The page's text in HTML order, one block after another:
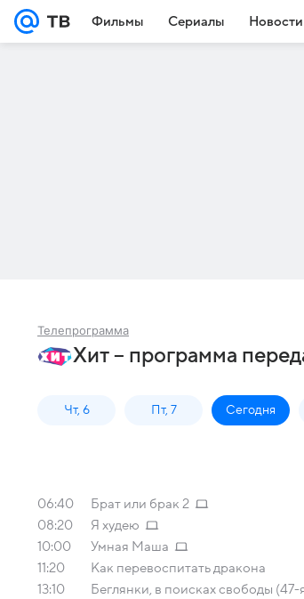
Фильмы Сериалы
Телепрограмма
Хит – программа
Чт, 6 Пт, 7 Сегодня
06:40
Брат или брак 2
08:20
Я худею
10:00
Умная Маша
11:20
Как перевоспитать дракона
13:10
Беглянки, в поисках свободы (47-